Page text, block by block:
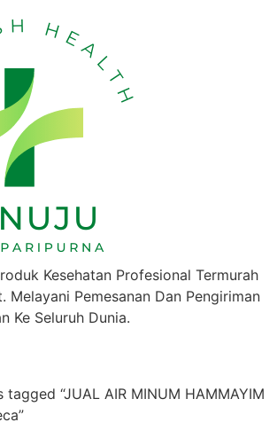
Kesehatan Profesional Termurah
Melayani Pemesanan Dan Pengiriman
Ke Seluruh Dunia.
tagged “JUAL AIR MINUM HAMMAYIM